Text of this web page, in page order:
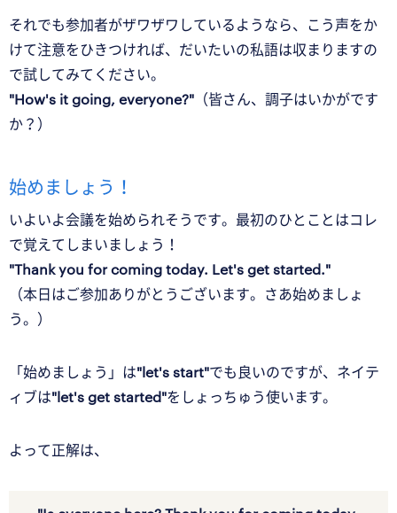
それでも参加者がザワザワしているようなら、こう声をか
けて注意をひきつければ、だいたいの私語は収まりますの
で試してみてください。
"How's it going, everyone?" （皆さん、調子はいかがです
か？）
始めましょう！
いよいよ会議を始められそうです。最初のひとことはコレ
で覚えてしまいましょう！
"Thank you for coming today. Let's get started."
（本日はご参加ありがとうございます。さあ始めましょ
う。）
「始めましょう」は"let's start"でも良いのですが、ネイテ
ィブは"let's get started"をしょっちゅう使います。
よって正解は、